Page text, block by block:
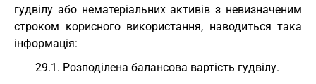
гудвілу або нематеріальних активів з невизначеним
строком корисного використання, наводиться така
інформація:
29.1. Розподілена балансова вартість гудвілу.